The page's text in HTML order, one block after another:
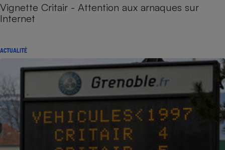
Vignette Critair - Attention aux arnaques sur
Internet
ACTUALITÉ